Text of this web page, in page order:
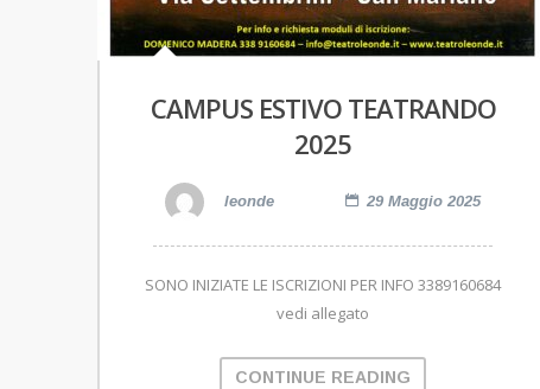
CAMPUS ESTIVO TEATRANDO
2025
leonde 29 Maggio 2025
SONO INIZIATE LE ISCRIZIONI PER INFO 3389160684
vedi allegato
CONTINUE READING